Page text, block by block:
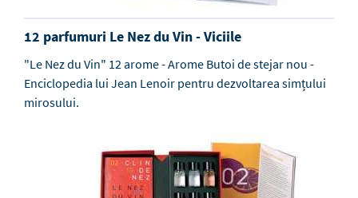
12 parfumuri Le Nez du Vin - Viciile
"Le Nez du Vin" 12 arome - Arome Butoi de stejar nou -
Enciclopedia lui Jean Lenoir pentru dezvoltarea simțului
mirosului.